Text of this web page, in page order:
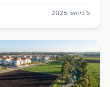
5 בינואר 2026